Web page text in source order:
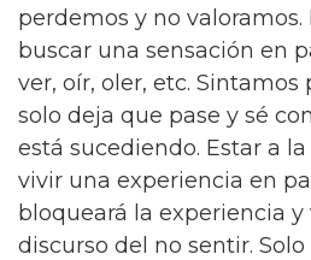
perdemos y no valoramos.
buscar una sensación en
ver, oír, oler, etc. Sintamos
solo deja que pase y sé
está sucediendo. Estar a
vivir una experiencia en
bloqueará la experiencia y
discurso del no sentir.